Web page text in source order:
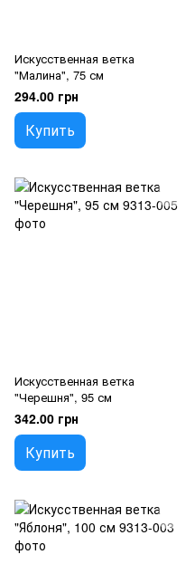
Искусственная ветка
"Малина", 75 см
294.00 грн
Купить
Искусственная ветка
"Черешня", 95 см
342.00 грн
Купить